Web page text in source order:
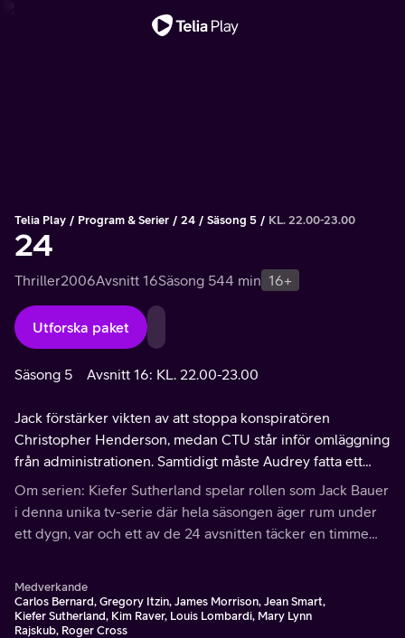
Telia Play Program & Serier 24 Säsong 5 KL. 22.00-23.00
24
Thriller2006Avsnitt 16Säsong 544 min 16+
Utforska paket
Säsong 5 Avsnitt 16: KL. 22.00-23.00
Jack förstärker vikten av att stoppa konspiratören
Christopher Henderson, medan CTU står inför omläggning
från administrationen. Samtidigt måste Audrey fatta ett
stort beslut.
Om serien: Kiefer Sutherland spelar rollen som Jack Bauer
i denna unika tv-serie där hela säsongen äger rum under
ett dygn, var och ett av de 24 avsnitten täcker en timme
Medverkande
Carlos Bernard, Gregory Itzin, James Morrison, Jean Smart,
Kiefer Sutherland, Kim Raver, Louis Lombardi, Mary Lynn
Rajskub, Roger Cross